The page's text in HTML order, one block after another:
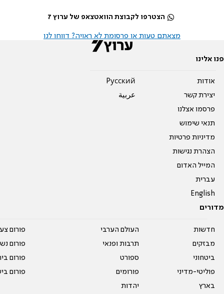
הצטרפו לקבוצת הוואטצאפ של ערוץ 7
מצאתם טעות או פרסומת לא ראויה? דווחו לנו
פנו אלינו
אודות
יצירת קשר
פרסמו אצלנו
תנאי שימוש
מדיניות פרטיות
הצהרת נגישות
המייל האדום
עברית
English
Pусский
عربية
מדורים
חדשות
מבזקים
ביטחוני
פוליטי-מדיני
בארץ
העולם הערבי
תרבות ופנאי
ספורט
פורומים
יהדות
פורום
פורום
פורום
פורום